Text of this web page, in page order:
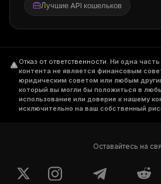
Лучшие API кошельков
Отказ от ответственности. Ни одна
контента не является финансовым
юридическим советом или любым
который вы могли бы положиться в
использование или доверие к нашему
исключительно на ваш собственный
Оставайтесь на